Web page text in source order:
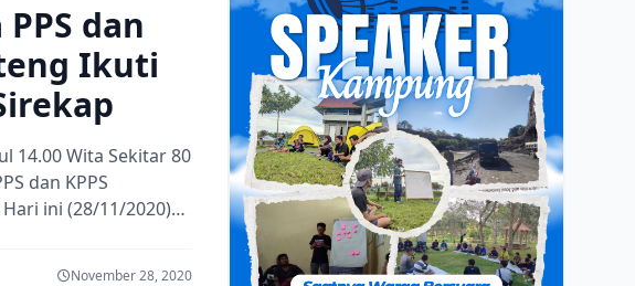
dan
Ikuti
14.00 Wita Sekitar 80
dan KPPS
ini (28/11/2020)
November 28, 2020